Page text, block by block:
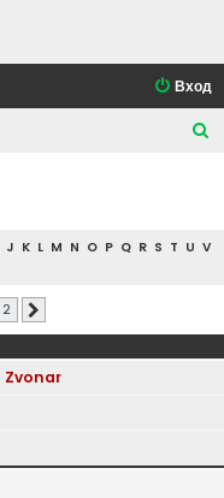
Вход
J K L M N O P Q R S T U V
2
Zvonar